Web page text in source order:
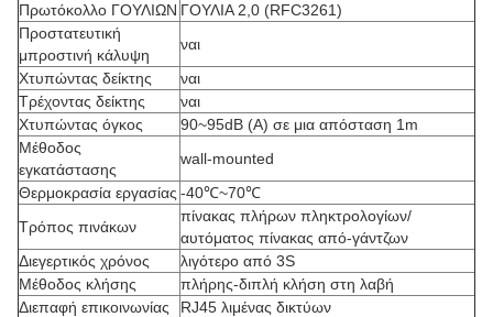
Πρωτόκολλο ΓΟΥΛΙΩΝ ΓΟΥΛΙΑ 2,0 (RFC3261)
Προστατευτική
μπροστινή κάλυψη
ναι
Χτυπώντας δείκτης
ναι
Τρέχοντας δείκτης
ναι
Χτυπώντας όγκος
90~95dB (Α) σε μια απόσταση 1m
Μέθοδος
εγκατάστασης
wall-mounted
Θερμοκρασία εργασίας -40℃~70℃
Τρόπος πινάκων
πίνακας πλήρων πληκτρολογίων/
αυτόματος πίνακας από-γάντζων
Διεγερτικός χρόνος
λιγότερο από 3S
Μέθοδος κλήσης
πλήρης-διπλή κλήση στη λαβή
Διεπαφή επικοινωνίας
RJ45 λιμένας δικτύων